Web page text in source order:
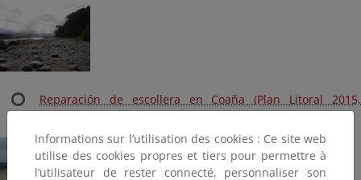
Reparación de escollera en Coaña (Plan Litoral 2015,
Informations sur l’utilisation des cookies : Ce site web
utilise des cookies propres et tiers pour permettre à
l’utilisateur de rester connecté, personnaliser son